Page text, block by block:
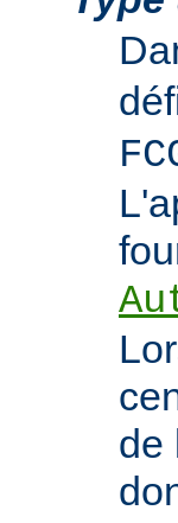
de